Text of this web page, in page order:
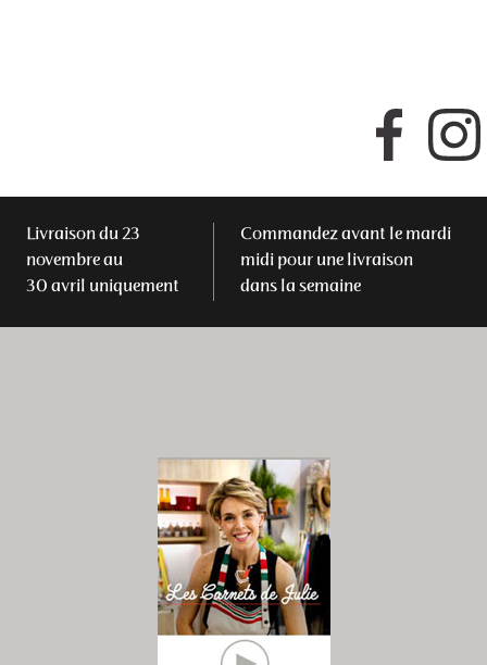
Facebook
Livraison du 23
novembre au
30 avril uniquement
Commandez avant le mardi
midi pour une livraison
dans la semaine